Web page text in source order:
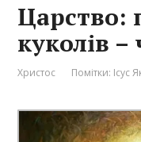
Царство:
куколів –
Христос Помітки: Ісус